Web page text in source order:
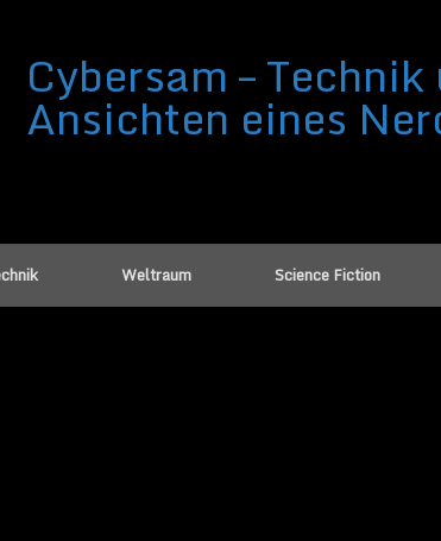
Cybersam –
Ansichten eines
Weltraum Science Fiction